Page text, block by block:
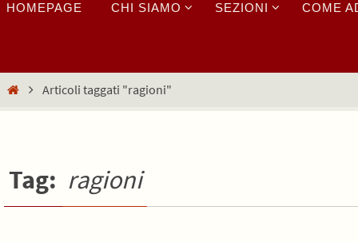
alHOMEPAGE CHI SIAMO SEZIONI COME
HomeArticoli taggati "ragioni"
Tag: ragioni